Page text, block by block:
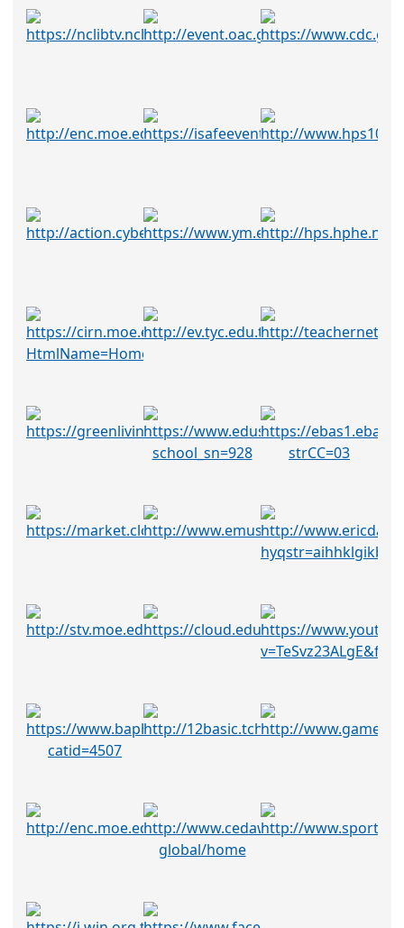
2026-07-28 公告
本校115
2026-07-28 公告
士」單身聯誼活動
「115年下半年幸福波麗
士」單身聯誼活動